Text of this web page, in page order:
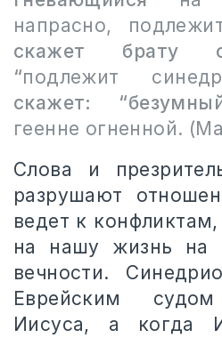
напрасно,
скажет брату
“подлежит
скажет:
геенне огненной.
Слова и
разрушают
ведет к
на нашу жизнь на
вечности.
Еврейским
Иисуса, а когда